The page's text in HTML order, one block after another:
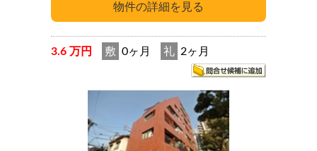
3.6 万円 敷 0ヶ月 礼 2ヶ月